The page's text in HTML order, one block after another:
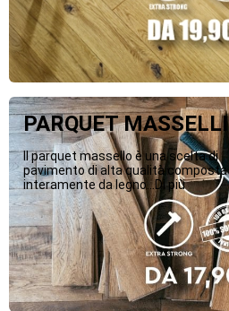
PARQUET MASSELLI
Il parquet massello è una scelta di
pavimento di alta qualità composta
interamente da legno...Di più